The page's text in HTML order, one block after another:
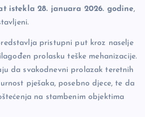
istekla 28. januara 2026. godine,
pristupni put kroz naselje
prolasku teške mehanizacije.
da svakodnevni prolazak teretnih
pješaka, posebno djece, te da
na stambenim objektima